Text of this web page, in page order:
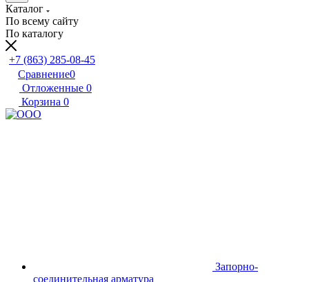
Каталог
По всему сайту
По каталогу
+7 (863) 285-08-45
Сравнение0
Отложенные 0
Корзина 0
Запорно-
соединительная арматура